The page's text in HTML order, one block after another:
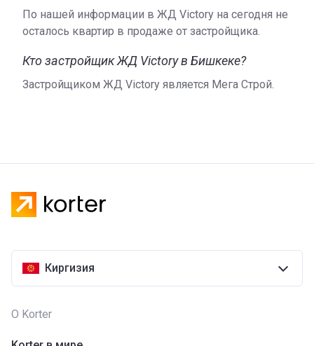
По нашей информации в ЖД Victory на сегодня не
осталось квартир в продаже от застройщика.
Кто застройщик ЖД Victory в Бишкеке?
Застройщиком ЖД Victory является Мега Строй.
Киргизия
О Korter